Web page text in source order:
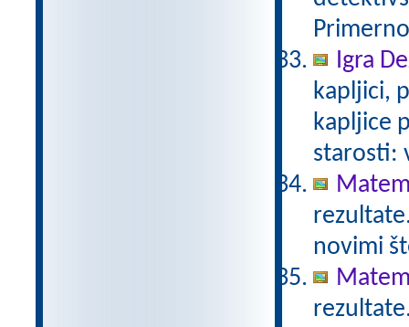
Igra
kapljici,
kapljice
starosti:
novimi